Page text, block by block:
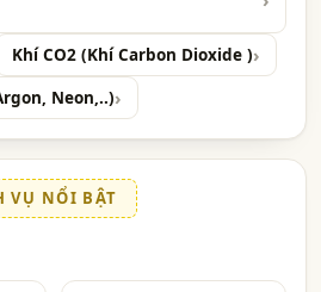
Khí CO2 (Khí Carbon Dioxide )
Neon,..)
VỤ NỔI BẬT